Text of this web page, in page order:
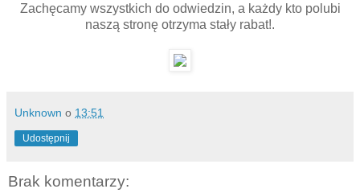
Zachęcamy wszystkich do odwiedzin, a każdy kto polubi
naszą stronę otrzyma stały rabat!.
Unknown o 13:51
Udostępnij
Brak komentarzy: